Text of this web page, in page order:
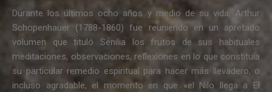
Durante los últimos ocho años y medio de su vida, Arthur
Schopenhauer (1788-1860) fue reuniendo en un apretado
volumen que tituló Senilia los frutos de sus habituales
meditaciones, observaciones, reflexiones en lo que constituía
su particular remedio espiritual para hacer más llevadero, o
incluso agradable, el momento en que «el Nilo llega a El